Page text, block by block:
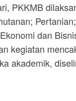
PKKMB
dan
kegiatan
akademik,